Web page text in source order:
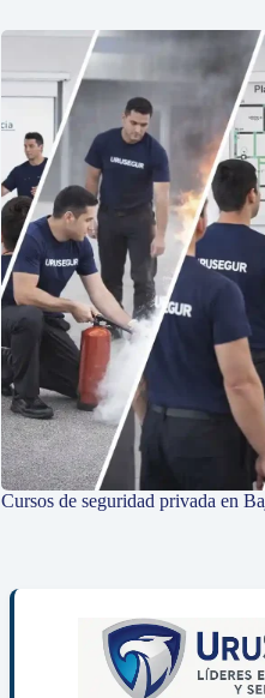
Cursos de seguridad privada en